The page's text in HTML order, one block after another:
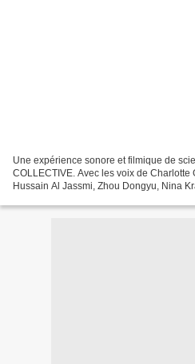
Une expérience sonore et filmique de
COLLECTIVE. Avec les voix de Charlotte
Hussain Al Jassmi, Zhou Dongyu, Nina